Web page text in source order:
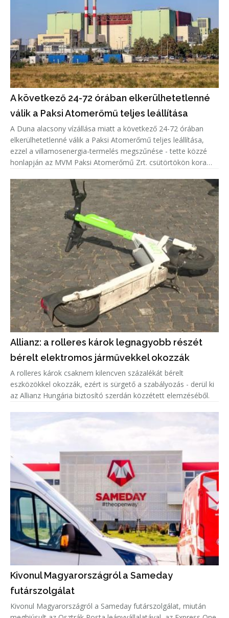
A következő 24-72 órában elkerülhetetlenné
válik a Paksi Atomerőmű teljes leállítása
A Duna alacsony vízállása miatt a következő 24-72 órában
elkerülhetetlenné válik a Paksi Atomerőmű teljes leállítása,
ezzel a villamosenergia-termelés megszűnése - tette közzé
honlapján az MVM Paksi Atomerőmű Zrt. csütörtökön kora
Allianz: a rolleres károk legnagyobb részét
bérelt elektromos járművekkel okozzák
A rolleres károk csaknem kilencven százalékát bérelt
eszközökkel okozzák, ezért is sürgető a szabályozás - derül ki
az Allianz Hungária biztosító szerdán közzétett elemzéséből.
Kivonul Magyarországról a Sameday
futárszolgálat
Kivonul Magyarországról a Sameday futárszolgálat, miután